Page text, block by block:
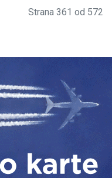
Strana 361 od 572